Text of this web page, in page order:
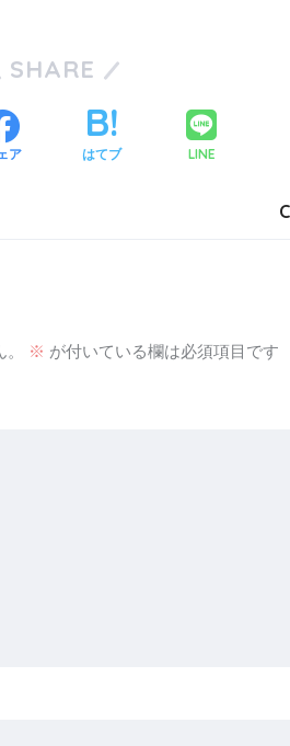
SHARE
ア はてブ LINE
※ が付いている欄は必須項目です